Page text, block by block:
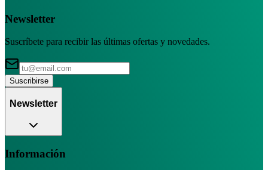
Newsletter
Suscríbete para recibir las últimas ofertas y novedades.
Suscribirse
Newsletter
Información